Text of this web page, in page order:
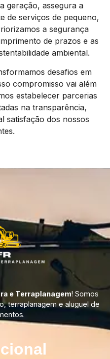
geração, assegura a
de serviços de pequeno,
a segurança
de prazos e as
ambiental.
desafios em
compromisso vai além
estabelecer parcerias
na transparência,
satisfação dos nossos
e Terraplanagem! Somos
terraplanagem e aluguel de